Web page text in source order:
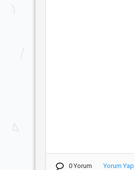
0 Yorum Yorum Yap